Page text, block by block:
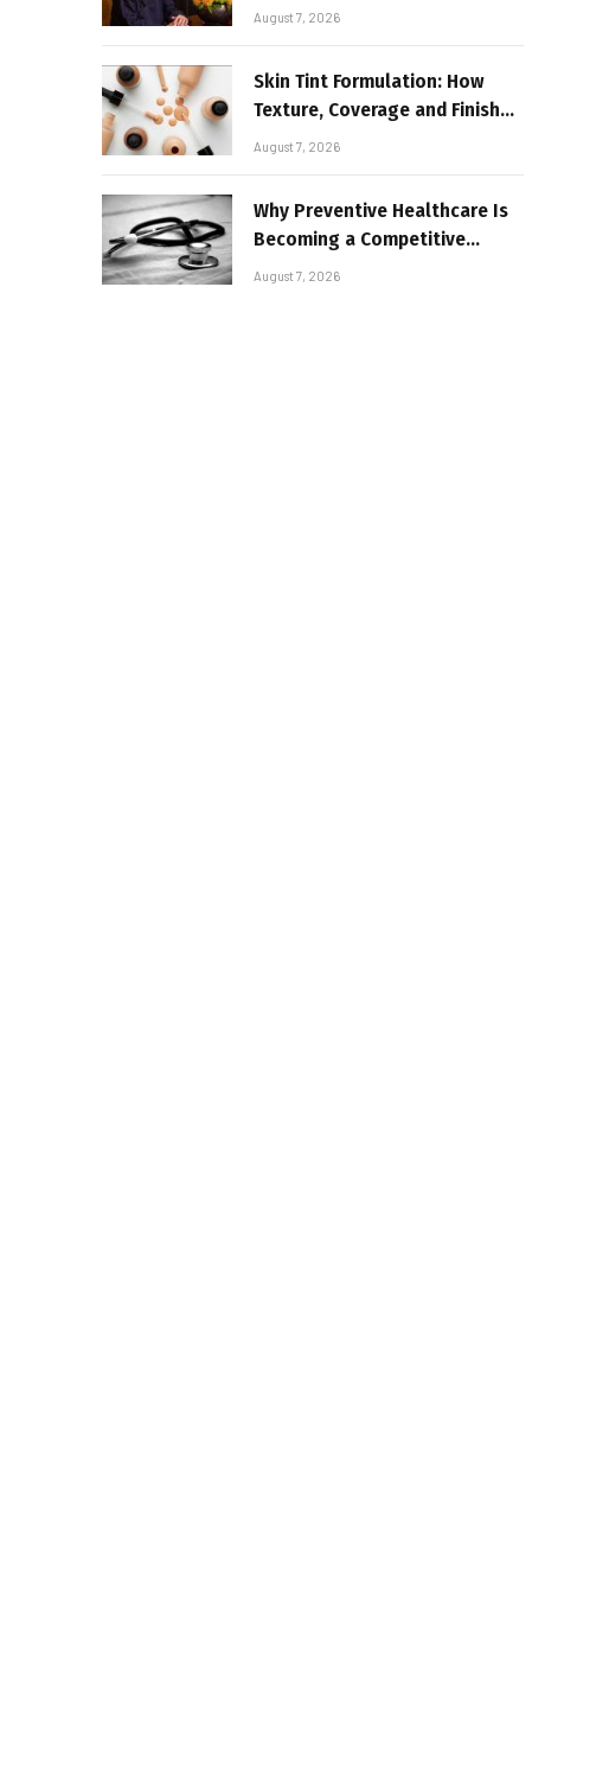
August 7, 2026
Skin Tint Formulation: How
Texture, Coverage and Finish
Shape Lightweight Face
August 7, 2026
Why Preventive Healthcare Is
Becoming a Competitive
Advantage for Modern
August 7, 2026